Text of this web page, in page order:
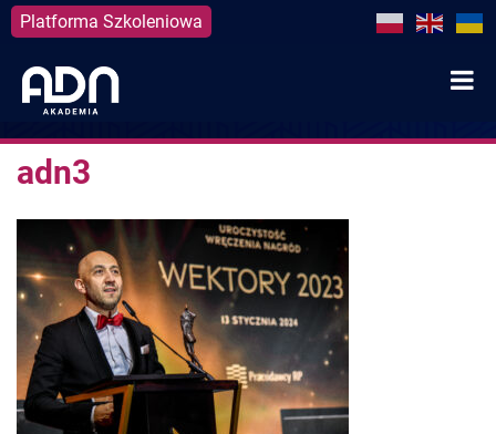
Platforma Szkoleniowa
content
adn3